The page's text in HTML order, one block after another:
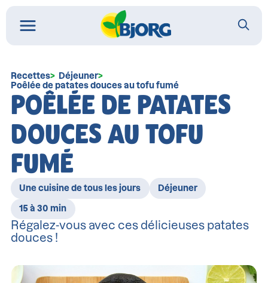
Recettes
Déjeuner
Poêlée de patates douces au tofu fumé
POÊLÉE DE PATATES
DOUCES AU TOFU
FUMÉ
Une cuisine de tous les jours Déjeuner
15 à 30 min
Régalez-vous avec ces délicieuses patates
douces !